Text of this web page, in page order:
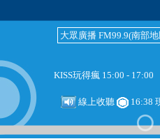
大眾廣播 FM99.9(南部
KISS玩得瘋 15:00 - 17:00
線上收聽 16:38